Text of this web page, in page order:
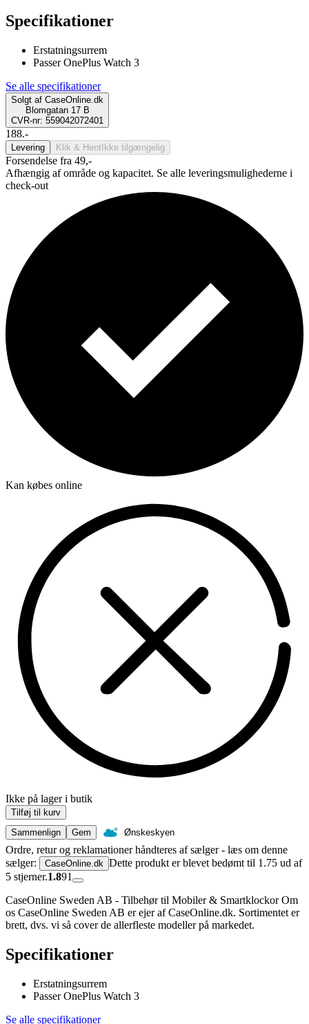
Specifikationer
Erstatningsurrem
Passer OnePlus Watch 3
Se alle specifikationer
Solgt af CaseOnline.dk
Blomgatan 17 B
CVR-nr: 559042072401
188.-
Levering Klik & Hent Ikke tilgængelig
Forsendelse fra 49,-
Afhængig af område og kapacitet. Se alle leveringsmulighederne i
check-out
Kan købes online
Ikke på lager i butik
Tilføj til kurv
Sammenlign
Gem Ønskeskyen
Ordre, retur og reklamationer håndteres af sælger - læs om denne
sælger:
CaseOnline.dk Dette produkt er blevet bedømt til 1.75 ud af
5 stjerner.1.891
CaseOnline Sweden AB - Tilbehør til Mobiler & Smartklockor Om
os CaseOnline Sweden AB er ejer af CaseOnline.dk. Sortimentet er
brett, dvs. vi så cover de allerfleste modeller på markedet.
Specifikationer
Erstatningsurrem
Passer OnePlus Watch 3
Se alle specifikationer